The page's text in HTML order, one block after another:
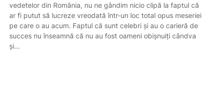
vedetelor din România, nu ne gândim nicio clipă la faptul că
ar fi putut să lucreze vreodată într-un loc total opus meseriei
pe care o au acum. Faptul că sunt celebri și au o carieră de
succes nu înseamnă că nu au fost oameni obișnuiți cândva
și…